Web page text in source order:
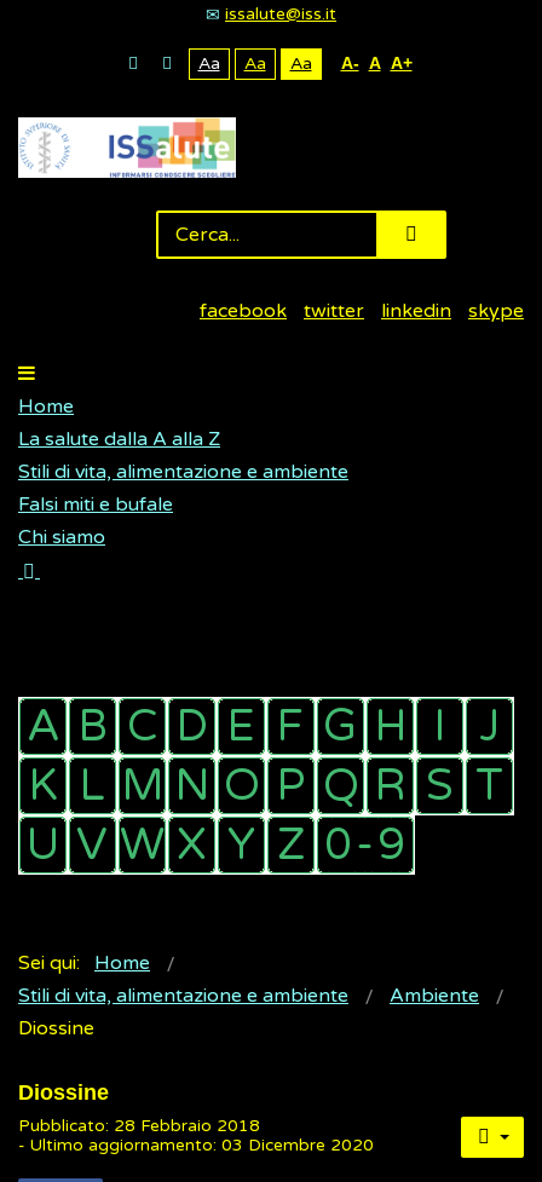
issalute@iss.it
Aa Aa Aa A- A A+
facebook twitter linkedin skype
Home
La salute dalla A alla Z
Stili di vita, alimentazione e ambiente
Falsi miti e bufale
Chi siamo
Sei qui:
Home
Stili di vita, alimentazione e ambiente
Ambiente
Diossine
Diossine
Pubblicato: 28 Febbraio 2018
- Ultimo aggiornamento: 03 Dicembre 2020